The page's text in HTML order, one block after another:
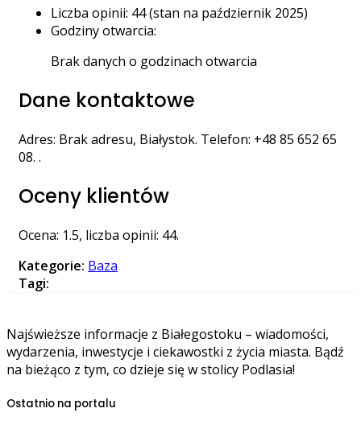
Liczba opinii: 44 (stan na październik 2025)
Godziny otwarcia:
Brak danych o godzinach otwarcia
Dane kontaktowe
Adres: Brak adresu, Białystok. Telefon: +48 85 652 65
08. .
Oceny klientów
Ocena: 1.5, liczba opinii: 44.
Kategorie: Baza
Tagi:
Najświeższe informacje z Białegostoku – wiadomości,
wydarzenia, inwestycje i ciekawostki z życia miasta. Bądź
na bieżąco z tym, co dzieje się w stolicy Podlasia!
Ostatnio na portalu